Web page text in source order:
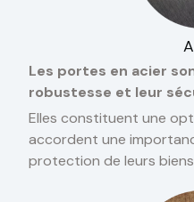
Les portes en acier
robustesse et leur
Elles constituent une
accordent une
protection de leurs